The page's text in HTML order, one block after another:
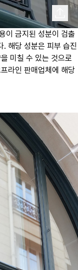
이 금지된 성분이 검출
. 해당 성분은 피부 습진
미칠 수 있는 것으로
라인 판매업체에 해당